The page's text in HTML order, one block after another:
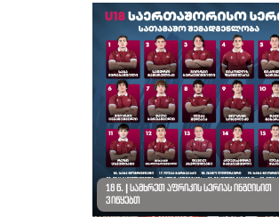
18 წ. | სამხრეთ აფრიკის სერიას ინგლისით
ვიწყებთ